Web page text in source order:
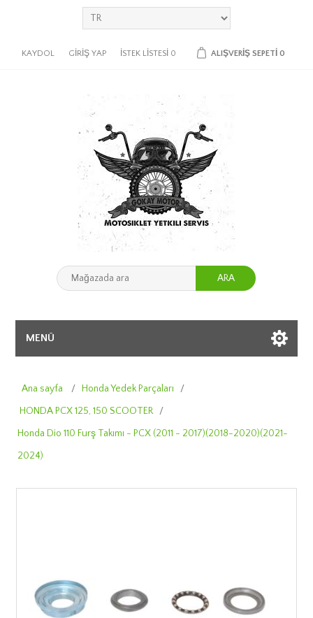
KAYDOL GIRIŞ YAP İSTEK LISTESI 0 ALIŞVERIŞ SEPETI 0
ARA
MENÜ
Ana sayfa / Honda Yedek Parçaları
/
HONDA PCX 125, 150 SCOOTER /
Honda Dio 110 Furş Takımı - PCX (2011 - 2017)(2018-2020)(2021-
2024)